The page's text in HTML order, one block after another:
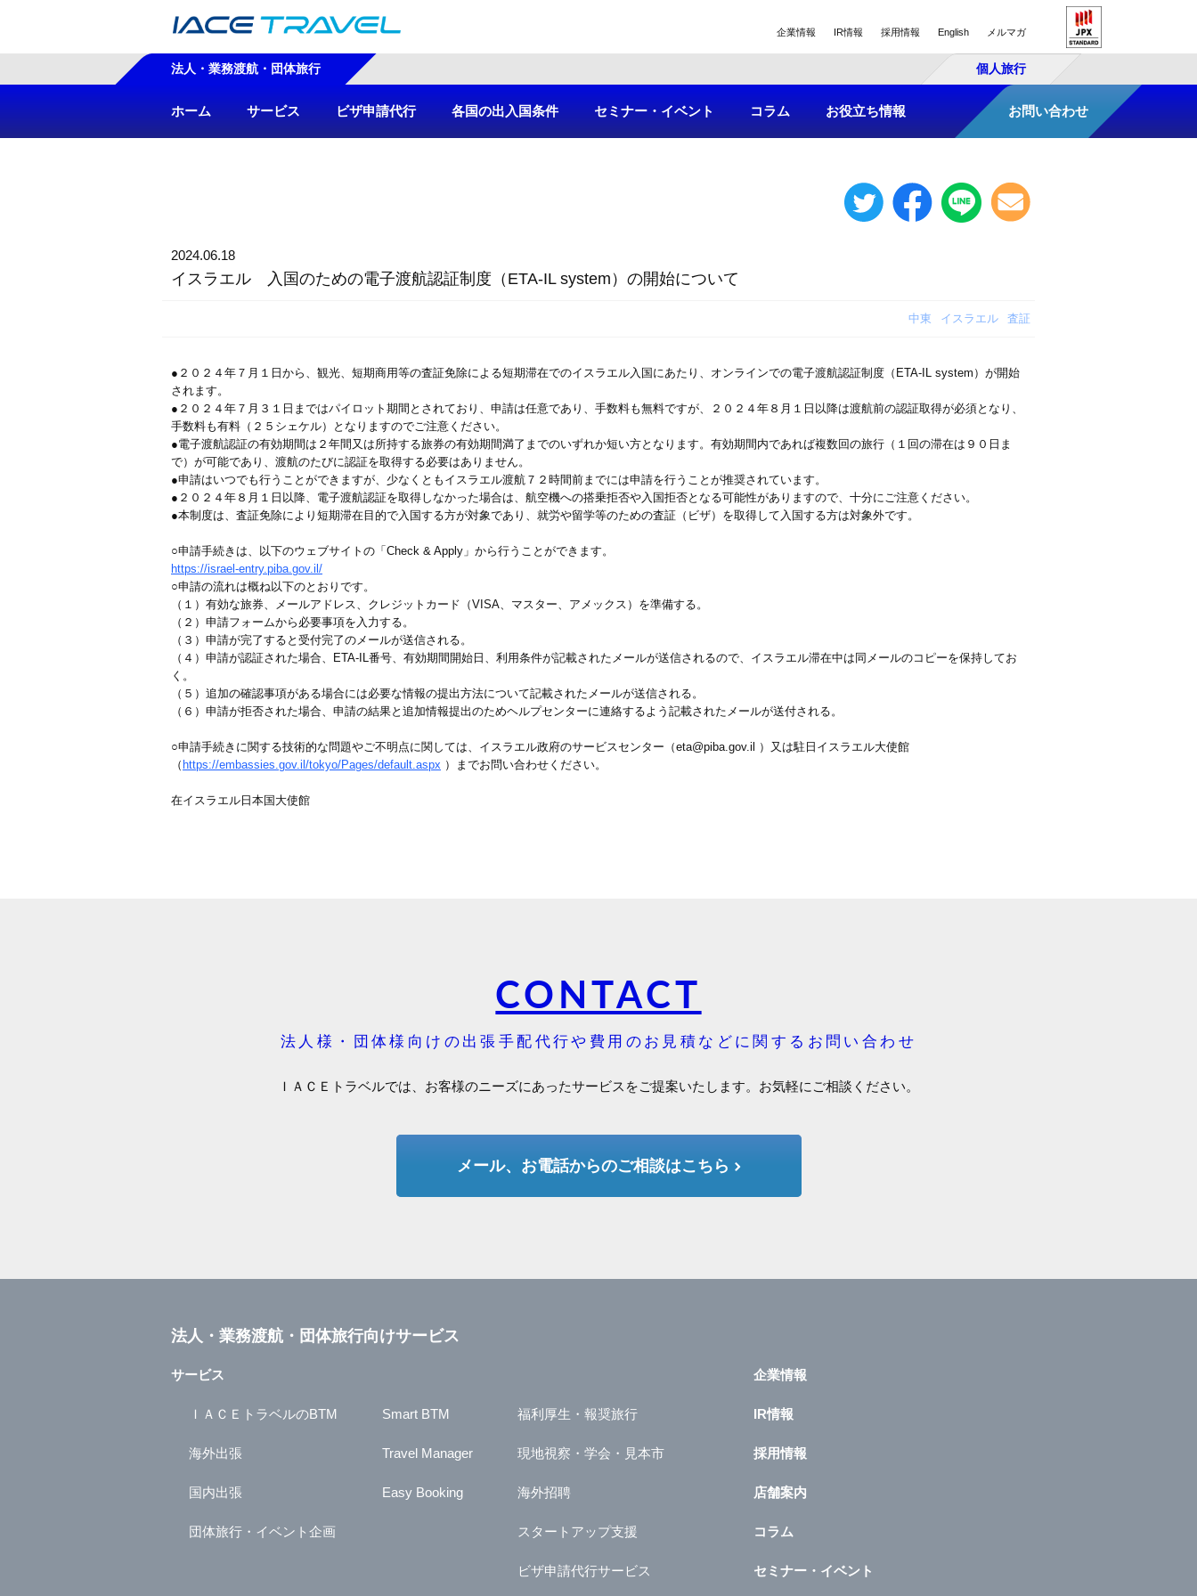
企業情報 IR情報 採用情報 English メルマガ
法人・業務渡航・団体旅行 個人旅行
ホーム サービス ビザ申請代行 各国の出入国条件 セミナー・イベント コラム お役立ち情報 お問い合わせ
2024.06.18
イスラエル 入国のための電子渡航認証制度（ETA-IL system）の開始について
中東 イスラエル 査証
●２０２４年７月１日から、観光、短期商用等の査証免除による短期滞在でのイスラエル入国にあたり、オンラインでの電子渡航認証制度（ETA-IL system）が開始
されます。
●２０２４年７月３１日まではパイロット期間とされており、申請は任意であり、手数料も無料ですが、２０２４年８月１日以降は渡航前の認証取得が必須となり、
手数料も有料（２５シェケル）となりますのでご注意ください。
●電子渡航認証の有効期間は２年間又は所持する旅券の有効期間満了までのいずれか短い方となります。有効期間内であれば複数回の旅行（１回の滞在は９０日ま
で）が可能であり、渡航のたびに認証を取得する必要はありません。
●申請はいつでも行うことができますが、少なくともイスラエル渡航７２時間前までには申請を行うことが推奨されています。
●２０２４年８月１日以降、電子渡航認証を取得しなかった場合は、航空機への搭乗拒否や入国拒否となる可能性がありますので、十分にご注意ください。
●本制度は、査証免除により短期滞在目的で入国する方が対象であり、就労や留学等のための査証（ビザ）を取得して入国する方は対象外です。
○申請手続きは、以下のウェブサイトの「Check & Apply」から行うことができます。
https://israel-entry.piba.gov.il/
○申請の流れは概ね以下のとおりです。
（１）有効な旅券、メールアドレス、クレジットカード（VISA、マスター、アメックス）を準備する。
（２）申請フォームから必要事項を入力する。
（３）申請が完了すると受付完了のメールが送信される。
（４）申請が認証された場合、ETA-IL番号、有効期間開始日、利用条件が記載されたメールが送信されるので、イスラエル滞在中は同メールのコピーを保持してお
く。
（５）追加の確認事項がある場合には必要な情報の提出方法について記載されたメールが送信される。
（６）申請が拒否された場合、申請の結果と追加情報提出のためヘルプセンターに連絡するよう記載されたメールが送付される。
○申請手続きに関する技術的な問題やご不明点に関しては、イスラエル政府のサービスセンター（eta@piba.gov.il ）又は駐日イスラエル大使館
（ https://embassies.gov.il/tokyo/Pages/default.aspx ）までお問い合わせください。
在イスラエル日本国大使館
CONTACT
法人様・団体様向けの出張手配代行や費用のお見積などに関するお問い合わせ
ＩＡＣＥトラベルでは、お客様のニーズにあったサービスをご提案いたします。お気軽にご相談ください。
メール、お電話からのご相談はこちら
法人・業務渡航・団体旅行向けサービス
サービス
ＩＡＣＥトラベルのBTM
海外出張
国内出張
団体旅行・イベント企画
Smart BTM
Travel Manager
Easy Booking
福利厚生・報奨旅行
現地視察・学会・見本市
海外招聘
スタートアップ支援
ビザ申請代行サービス
企業情報
IR情報
採用情報
店舗案内
コラム
セミナー・イベント